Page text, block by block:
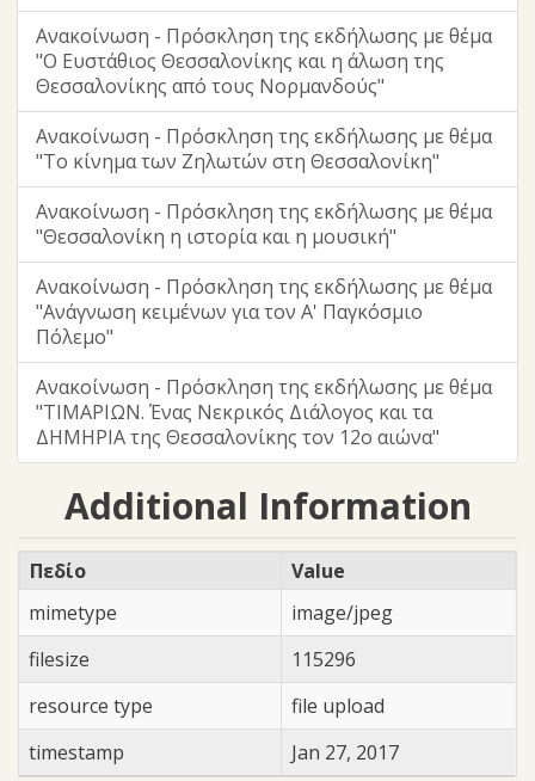
Ανακοίνωση - Πρόσκληση της εκδήλωσης με θέμα
"Ο Ευστάθιος Θεσσαλονίκης και η άλωση της
Θεσσαλονίκης από τους Νορμανδούς"
Ανακοίνωση - Πρόσκληση της εκδήλωσης με θέμα
"Το κίνημα των Ζηλωτών στη Θεσσαλονίκη"
Ανακοίνωση - Πρόσκληση της εκδήλωσης με θέμα
"Θεσσαλονίκη η ιστορία και η μουσική"
Ανακοίνωση - Πρόσκληση της εκδήλωσης με θέμα
"Ανάγνωση κειμένων για τον Α' Παγκόσμιο
Πόλεμο"
Ανακοίνωση - Πρόσκληση της εκδήλωσης με θέμα
"ΤΙΜΑΡΙΩΝ. Ένας Νεκρικός Διάλογος και τα
ΔΗΜΗΡΙΑ της Θεσσαλονίκης τον 12ο αιώνα"
Additional Information
Πεδίο
Value
mimetype
image/jpeg
filesize
115296
resource type
file upload
timestamp
Jan 27, 2017